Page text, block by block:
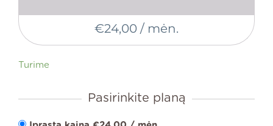
€24,00 / mėn.
Turime
Pasirinkite planą
kiekis:
m.